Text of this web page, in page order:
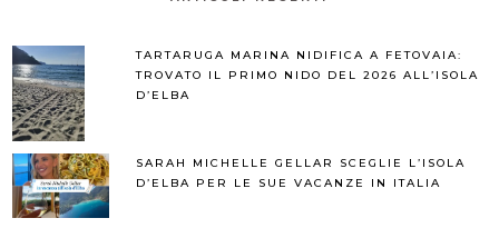
TARTARUGA MARINA NIDIFICA A FETOVAIA:
TROVATO IL PRIMO NIDO DEL 2026 ALL’ISOLA
D’ELBA
SARAH MICHELLE GELLAR SCEGLIE L’ISOLA
D’ELBA PER LE SUE VACANZE IN ITALIA